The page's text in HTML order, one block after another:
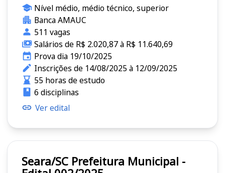
Nível médio, médio técnico, superior
Banca AMAUC
511 vagas
Salários de R$ 2.020,87 à R$ 11.640,69
Prova dia 19/10/2025
Inscrições de 14/08/2025 à 12/09/2025
55 horas de estudo
6 disciplinas
Ver edital
Seara/SC Prefeitura Municipal -